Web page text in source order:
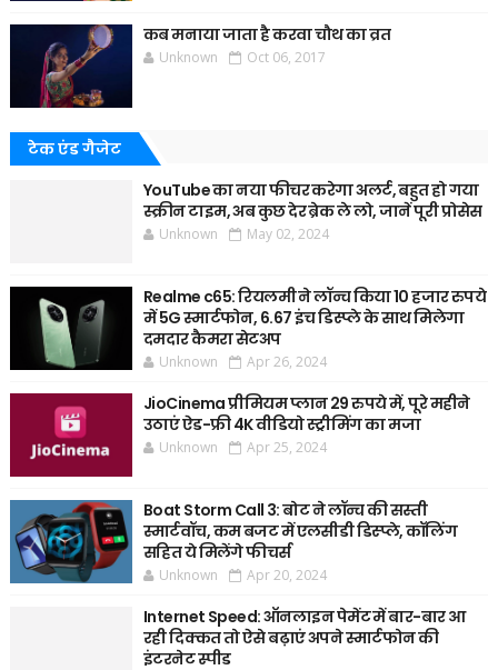
कब मनाया जाता है करवा चौथ का व्रत
Unknown Oct 06, 2017
टेक एंड गैजेट
YouTube का नया फीचर करेगा अलर्ट, बहुत हो गया
स्क्रीन टाइम, अब कुछ देर ब्रेक ले लो, जानें पूरी प्रोसेस
Unknown May 02, 2024
Realme c65: रियलमी ने लॉन्च किया 10 हजार रुपये
में 5G स्मार्टफोन, 6.67 इंच डिस्प्ले के साथ मिलेगा
दमदार कैमरा सेटअप
Unknown Apr 26, 2024
JioCinema प्रीमियम प्लान 29 रुपये में, पूरे महीने
उठाएं ऐड-फ्री 4K वीडियो स्ट्रीमिंग का मजा
Unknown Apr 25, 2024
Boat Storm Call 3: बोट ने लॉन्च की सस्ती
स्मार्टवॉच, कम बजट में एलसीडी डिस्प्ले, कॉलिंग
सहित ये मिलेंगे फीचर्स
Unknown Apr 20, 2024
Internet Speed: ऑनलाइन पेमेंट में बार-बार आ
रही दिक्कत तो ऐसे बढ़ाएं अपने स्मार्टफोन की
इंटरनेट स्पीड